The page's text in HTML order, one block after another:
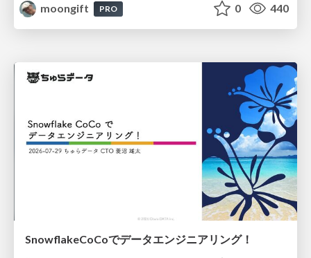
moongift
PRO 0 440
SnowflakeCoCoでデータエンジニアリング！